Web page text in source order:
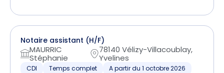
Notaire assistant (H/F)
MAURRIC
Stéphanie
78140 Vélizy-Villacoublay,
Yvelines
CDI Temps complet A partir du 1 octobre 2026